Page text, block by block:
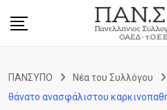
ΠΑΝΣΥΠΟ Νέα του Συλλόγου
θάνατο ανασφάλιστου